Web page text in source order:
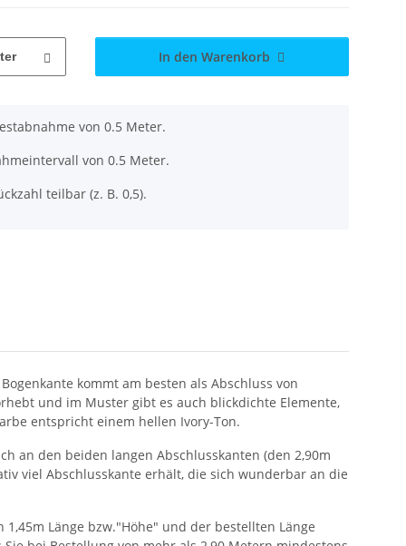
In den Warenkorb
von 0.5 Meter.
von 0.5 Meter.
teilbar (z. B. 0,5).
kommt am besten als Abschluss von
und im Muster gibt es auch blickdichte Elemente,
entspricht einem hellen Ivory-Ton.
an den beiden langen Abschlusskanten (den 2,90m
viel Abschlusskante erhält, die sich wunderbar an die
Länge bzw."Höhe" und der bestellten Länge